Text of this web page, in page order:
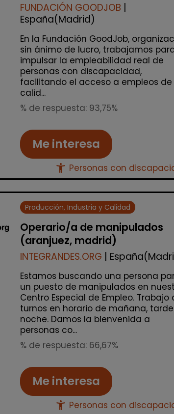
FUNDACIÓN GOODJOB |
España(Madrid)
En la Fundación GoodJob,
sin ánimo de lucro, trabajamos
impulsar la empleabilidad real de
personas con discapacidad,
facilitando el acceso a empleos de
calid...
% de respuesta: 93,75%
Me interesa
accessibility_new Personas con
Producción, Industria y Calidad
Operario/a de manipulados
(aranjuez, madrid)
INTEGRANDES.ORG |
Estamos buscando una persona
un puesto de manipulados en
Centro Especial de Empleo. Trabajo
turnos en horario de mañana,
noche. Damos la bienvenida a
personas co...
% de respuesta: 66,67%
Me interesa
accessibility_new Personas con